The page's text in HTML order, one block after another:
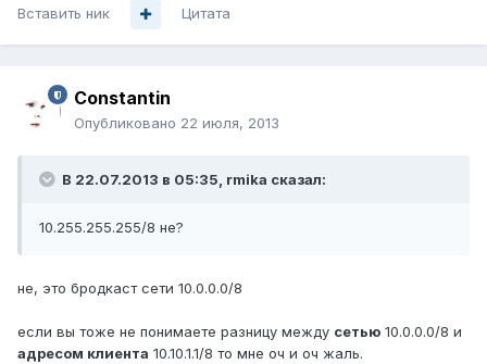
Вставить ник Цитата
Constantin
Опубликовано 22 июля, 2013
В 22.07.2013 в 05:35, rmika сказал:
10.255.255.255/8 не?
не, это бродкаст сети 10.0.0.0/8
если вы тоже не понимаете разницу между сетью 10.0.0.0/8 и
адресом клиента 10.10.1.1/8 то мне оч и оч жаль.